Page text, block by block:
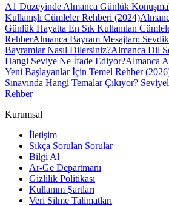
A1 Düzeyinde Almanca Günlük
Kullanışlı Cümleler Rehberi (2024)
Günlük Hayatta En Sık Kullanılan
RehberAlmanca Bayram Mesajları:
Bayramlar Nasıl Dilersiniz?Almanca Dil
Hangi Seviye Ne İfade Ediyor?Almanca
Yeni Başlayanlar İçin Temel Rehber
Sınavında Hangi Temalar Çıkıyor?
Rehber
Kurumsal
İletişim
Sıkça Sorulan Sorular
Bilgi Al
Ar-Ge Departmanı
Gizlilik Politikası
Kullanım Şartları
Veri Silme Talimatları